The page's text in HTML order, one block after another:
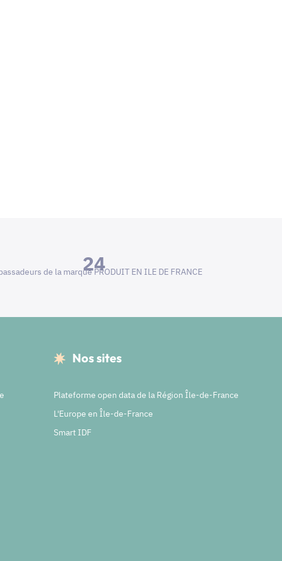
24
de la marque PRODUIT EN ILE DE FRANCE
Nos sites
Plateforme open data de la Région Île-de-France
L'Europe en Île-de-France
Smart IDF